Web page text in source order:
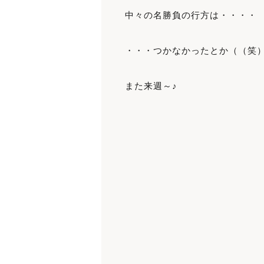
中々の名勝負の行方は・・・・
・・・つかなかったとか（（笑
また来週～♪